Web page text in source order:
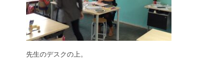
先生のデスクの上。